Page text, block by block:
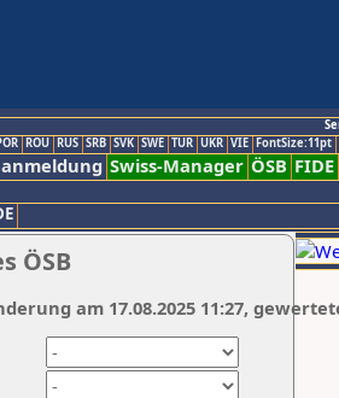
ROU RUS SRB SVK SWE TUR UKR VIE FontSize:11pt
Swiss-Manager ÖSB FIDE
ÖSB
am 17.08.2025 11:27,